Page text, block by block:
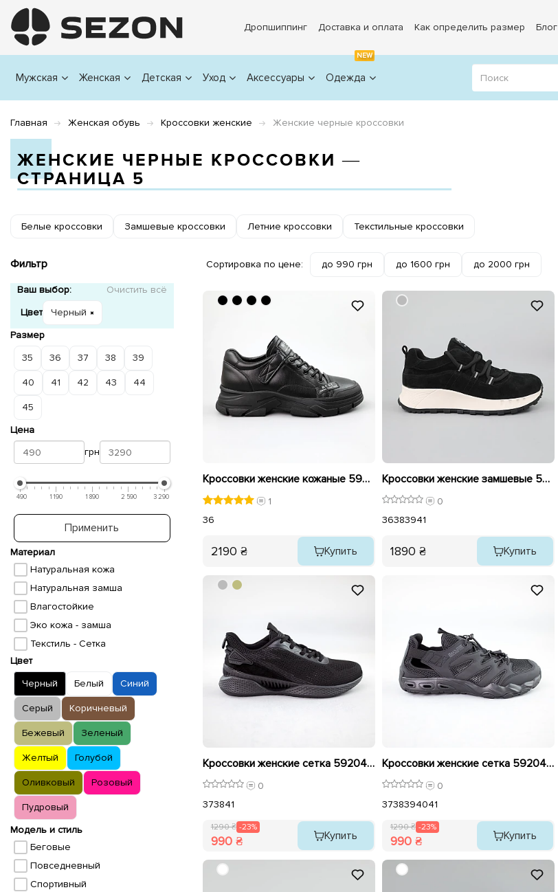
Дропшиппинг Доставка и оплата Как определить размер Блог
Мужская Женская Детская Уход Аксессуары
NEW
Одежда
Главная Женская обувь Кроссовки женские Женские черные кроссовки
ЖЕНСКИЕ ЧЕРНЫЕ КРОССОВКИ ―
СТРАНИЦА 5
Белые кроссовки Замшевые кроссовки Летние кроссовки Текстильные кроссовки
Фильтр
Ваш выбор:
Очистить всё
Цвет
Черный
Размер
35
36 37 38 39
40 41 42 43 44
45
Цена
грн
490 1 190 1 890 2 590 3 290
Применить
Материал
Натуральная кожа
Натуральная замша
Влагостойкие
Эко кожа - замша
Текстиль - Сетка
Цвет
Черный
Белый Синий
Серый Коричневый
Бежевый Зеленый
Желтый Голубой
Оливковый Розовый
Пудровый
Модель и стиль
Беговые
Повседневный
Спортивный
Сортировка по цене: до 990 грн до 1600 грн до 2000 грн
Кроссовки женские кожаные 590099 Черные
1
36
2190 ₴ Купить
Кроссовки женские замшевые 589629 Черные
0
36383941
1890 ₴ Купить
Кроссовки женские сетка 592042 Черные распродажа
0
373841
1290 ₴ -23%
990 ₴ Купить
Кроссовки женские сетка 592040 Черные распродажа
0
3738394041
1290 ₴ -23%
990 ₴ Купить